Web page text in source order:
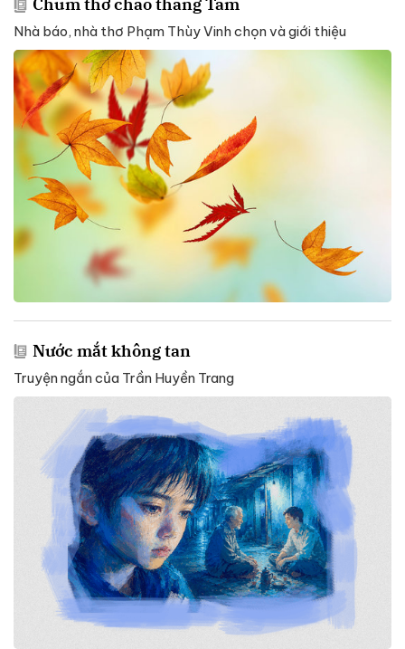
Chùm thơ chào tháng Tám
Nhà báo, nhà thơ Phạm Thùy Vinh chọn và giới thiệu
Nước mắt không tan
Truyện ngắn của Trần Huyền Trang